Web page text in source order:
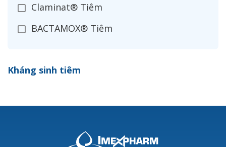
Claminat® Tiêm
BACTAMOX® Tiêm
Ceftizoxim®
Kháng sinh tiêm